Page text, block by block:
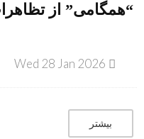
“همگامی” از
Wed 28 Jan 2026
بیشتر